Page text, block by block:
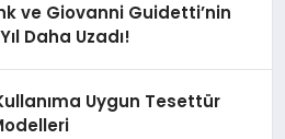
ve Giovanni Guidetti’nin
Daha Uzadı!
Uygun Tesettür